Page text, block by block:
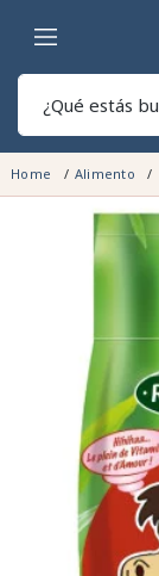
Home Alimento